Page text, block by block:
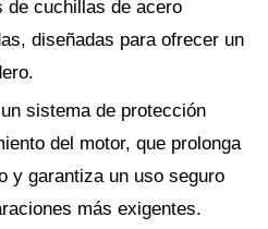
de cuchillas de acero
diseñadas para ofrecer un
sistema de protección
del motor, que prolonga
y garantiza un uso seguro
más exigentes.